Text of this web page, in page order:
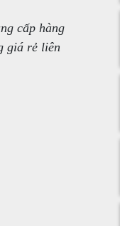
cấp hàng
giá rẻ liên